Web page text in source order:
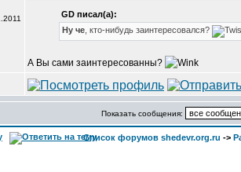
GD писал(а):
Ну че , кто-нибудь заинтересовался?
А Вы сами заинтересованны?
Показать сообщения:
Список форумов shedevr.org.ru ->